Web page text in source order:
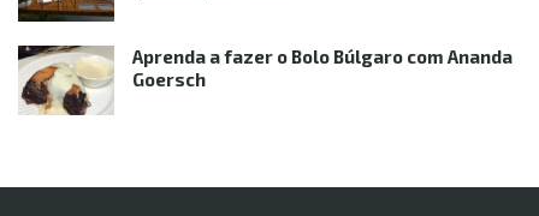
Aprenda a fazer o Bolo Búlgaro com Ananda
Goersch